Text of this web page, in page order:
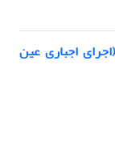
اجباری عین